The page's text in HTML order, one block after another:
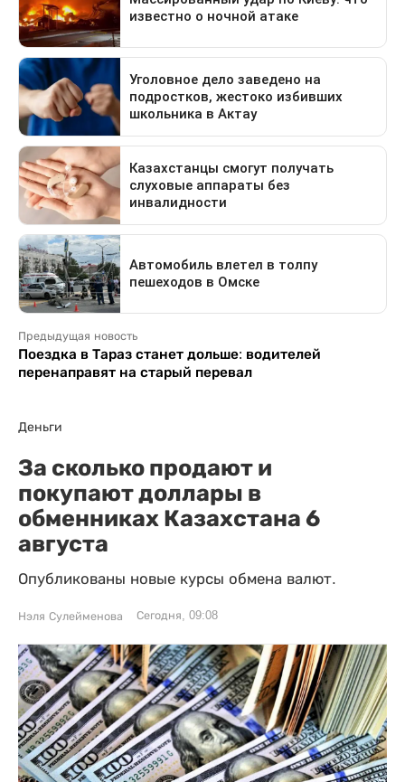
Предыдущая новость
Поездка в Тараз станет дольше: водителей
перенаправят на старый перевал
Деньги
За сколько продают и
покупают доллары в
обменниках Казахстана 6
августа
Опубликованы новые курсы обмена валют.
Нэля Сулейменова Сегодня, 09:08